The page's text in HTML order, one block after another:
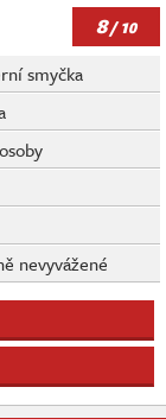
8/ 10
smyčka
nevyvážené